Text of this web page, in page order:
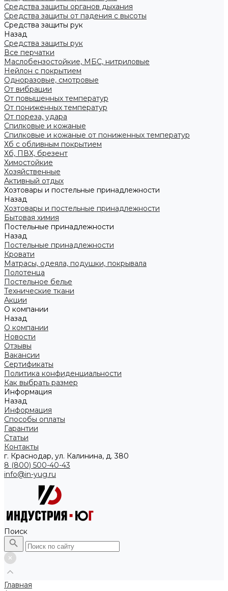
Средства защиты органов дыхания
Средства защиты от падения с высоты
Средства защиты рук
Назад
Средства защиты рук
Все перчатки
Маслобензостойкие, МБС, нитриловые
Нейлон с покрытием
Одноразовые, смотровые
От вибрации
От повышенных температур
От пониженных температур
От пореза, удара
Спилковые и кожаные
Спилковые и кожаные от пониженных температур
Хб с обливным покрытием
Хб, ПВХ, брезент
Химостойкие
Хозяйственные
Активный отдых
Хозтовары и постельные принадлежности
Назад
Хозтовары и постельные принадлежности
Бытовая химия
Постельные принадлежности
Назад
Постельные принадлежности
Кровати
Матрасы, одеяла, подушки, покрывала
Полотенца
Постельное белье
Технические ткани
Акции
О компании
Назад
О компании
Новости
Отзывы
Вакансии
Сертификаты
Политика конфиденциальности
Как выбрать размер
Информация
Назад
Информация
Способы оплаты
Гарантии
Статьи
Контакты
г. Краснодар, ул. Калинина, д. 380
8 (800) 500-40-43
info@in-yug.ru
Поиск
Главная